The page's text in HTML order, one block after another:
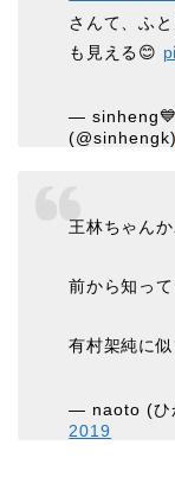
さんて、ふ
も見える😊
— sinheng💙
(@sinhengk)
王林ちゃんか
前から知っ
有村架純に似
— naoto (ひ
2019